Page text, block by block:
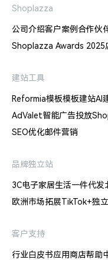
Shoplazza
公司介绍客户案例 合作伙
Shoplazza Awards 2025
建站工具
Reformia模板模板建站AI
AdValet智能广告投放
SEO优化邮件营销
品牌独立站
3C电子家居生活一件代发
欧洲市场拓展TikTok+独
客户支持
行业白皮书应用商店帮助